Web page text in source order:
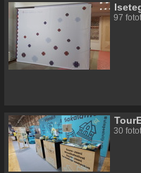
97 fotot
30 fotot